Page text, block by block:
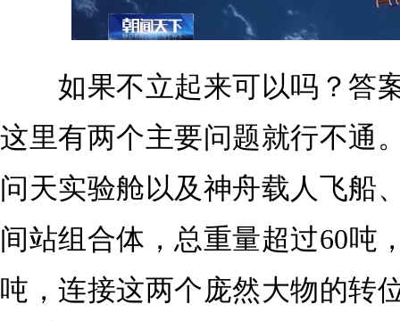
如果不立起来可以吗？答
这里有两个主要问题就行不通
问天实验舱以及神舟载人飞船
间站组合体，总重量超过60吨
吨，连接这两个庞然大物的转